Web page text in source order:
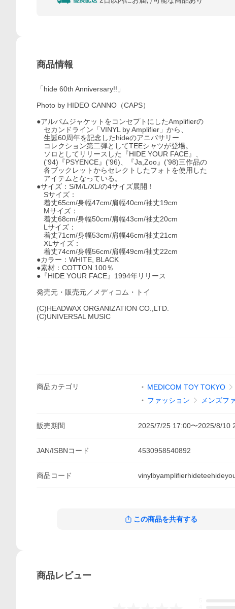
商品情報
「hide 60th Anniversary!!」
Photo by HIDEO CANNO（CAPS）
●アルバムジャケットをコンセプトにしたAmplifierの
セカンドライン「VINYL by Amplifier」から、
生誕60周年を記念したhideのアニバサリー
コレクション第二弾としてTEEシャツが登場。
ソロとしてリリースした『HIDE YOUR FACE』、
(‘94)『PSYENCE』(’96)、『Ja,Zoo』(’98)三作品の
各ブックレットからセレクトしたフォトを使用した
アイテムとなっている。
●サイズ：S/M/L/XL/の4サイズ展開！
Sサイズ：
着丈65cm/身幅47cm/肩幅40cm/袖丈19cm
Mサイズ：
着丈68cm/身幅50cm/肩幅43cm/袖丈20cm
Lサイズ：
着丈71cm/身幅53cm/肩幅46cm/袖丈21cm
XLサイズ：
着丈74cm/身幅56cm/肩幅49cm/袖丈22cm
●カラー：WHITE, BLACK
●素材：COTTON 100％
●『HIDE YOUR FACE』1994年リリース
発売元・販売元／メディコム・トイ
(C)HEADWAX ORGANIZATION CO.,LTD.
(C)UNIVERSAL MUSIC
商品カテゴリ MEDICOM TOY TOKYO
ファッション
メンズフ
販売期間 2025/7/25 17:00〜2025/8/10
JAN/ISBNコード 4530958540892
商品コード
この商品を共有する
商品レビュー